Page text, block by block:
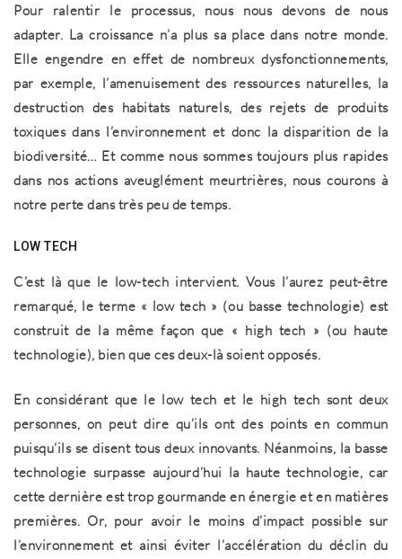
Pour ralentir le processus, nous nous devons de nous
adapter. La croissance n’a plus sa place dans notre monde.
Elle engendre en effet de nombreux dysfonctionnements,
par exemple, l’amenuisement des ressources naturelles, la
destruction des habitats naturels, des rejets de produits
toxiques dans l’environnement et donc la disparition de la
biodiversité… Et comme nous sommes toujours plus rapides
dans nos actions aveuglément meurtrières, nous courons à
notre perte dans très peu de temps.
LOW TECH
C’est là que le low-tech intervient. Vous l’aurez peut-être
remarqué, le terme « low tech » (ou basse technologie) est
construit de la même façon que « high tech » (ou haute
technologie), bien que ces deux-là soient opposés.
En considérant que le low tech et le high tech sont deux
personnes, on peut dire qu’ils ont des points en commun
puisqu’ils se disent tous deux innovants. Néanmoins, la basse
technologie surpasse aujourd’hui la haute technologie, car
cette dernière est trop gourmande en énergie et en matières
premières. Or, pour avoir le moins d’impact possible sur
l’environnement et ainsi éviter l’accélération du déclin du